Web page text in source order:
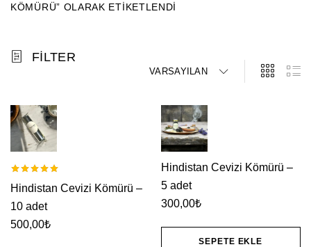
KÖMÜRÜ” OLARAK ETIKETLENDI
FILTER
VARSAYILAN
Hindistan Cevizi Kömürü –
10 adet
500,00₺
Hindistan Cevizi Kömürü –
5 adet
300,00₺
SEPETE EKLE